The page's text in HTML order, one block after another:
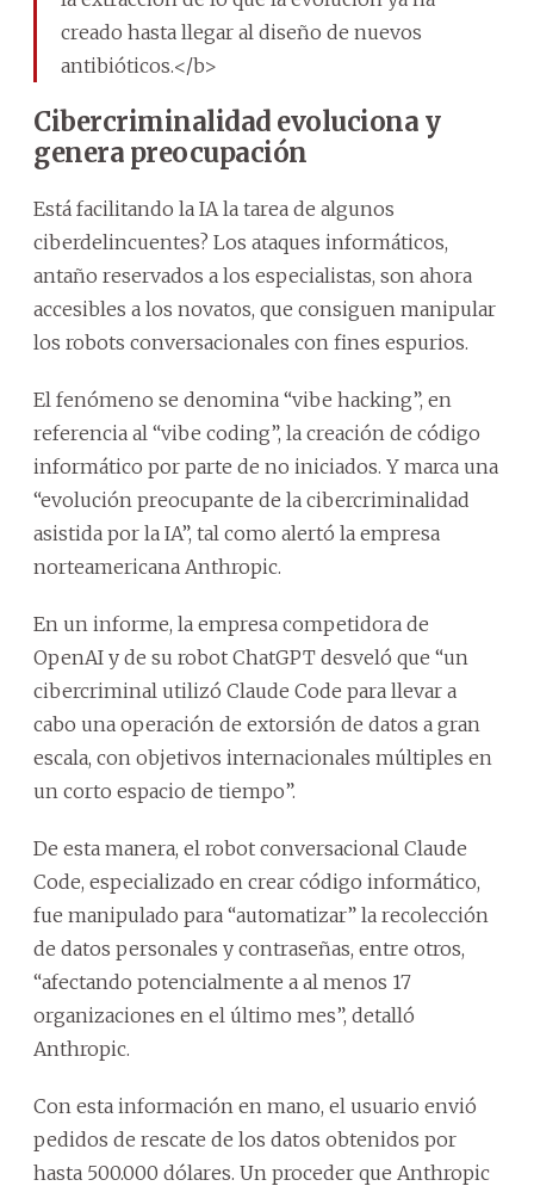
creado hasta llegar al diseño de nuevos
antibióticos.</b>
Cibercriminalidad evoluciona y
genera preocupación
Está facilitando la IA la tarea de algunos
ciberdelincuentes? Los ataques informáticos,
antaño reservados a los especialistas, son ahora
accesibles a los novatos, que consiguen manipular
los robots conversacionales con fines espurios.
El fenómeno se denomina “vibe hacking”, en
referencia al “vibe coding”, la creación de código
informático por parte de no iniciados. Y marca una
“evolución preocupante de la cibercriminalidad
asistida por la IA”, tal como alertó la empresa
norteamericana Anthropic.
En un informe, la empresa competidora de
OpenAI y de su robot ChatGPT desveló que “un
cibercriminal utilizó Claude Code para llevar a
cabo una operación de extorsión de datos a gran
escala, con objetivos internacionales múltiples en
un corto espacio de tiempo”.
De esta manera, el robot conversacional Claude
Code, especializado en crear código informático,
fue manipulado para “automatizar” la recolección
de datos personales y contraseñas, entre otros,
“afectando potencialmente a al menos 17
organizaciones en el último mes”, detalló
Anthropic.
Con esta información en mano, el usuario envió
pedidos de rescate de los datos obtenidos por
hasta 500.000 dólares. Un proceder que Anthropic